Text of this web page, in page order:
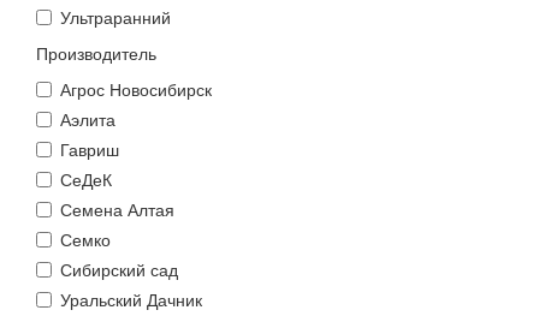
Ультраранний
Производитель
Агрос Новосибирск
Аэлита
Гавриш
СеДеК
Семена Алтая
Семко
Сибирский сад
Уральский Дачник